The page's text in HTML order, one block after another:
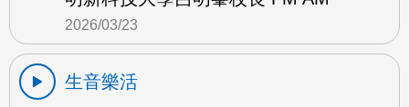
2026/03/23
生音樂活